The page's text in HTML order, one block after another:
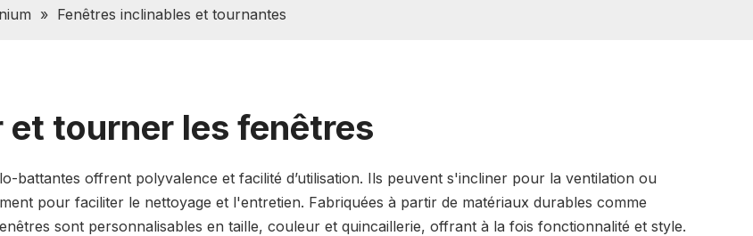
» Fenêtres inclinables et tournantes
et tourner les fenêtres
battantes offrent polyvalence et facilité d’utilisation. Ils peuvent s'incliner pour la ventilation ou
pour faciliter le nettoyage et l'entretien. Fabriquées à partir de matériaux durables comme
sont personnalisables en taille, couleur et quincaillerie, offrant à la fois fonctionnalité et style.